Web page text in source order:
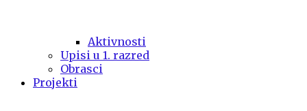
Aktivnosti
Upisi u 1. razred
Obrasci
Projekti